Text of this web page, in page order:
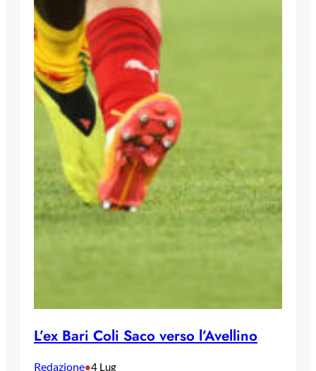
L’ex Bari Coli Saco verso l’Avellino
Redazione•4 Lug